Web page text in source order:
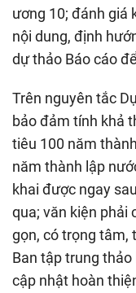
ương 10; đánh giá
nội dung, định
dự thảo Báo cáo
Trên nguyên tắc
bảo đảm tính khả
tiêu 100 năm
năm thành lập
khai được ngay
qua; văn kiện phải
gọn, có trọng tâm,
Ban tập trung
cập nhật hoàn